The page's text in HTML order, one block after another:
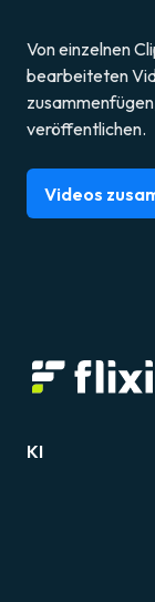
Von einzelnen
bearbeiteten
veröffentlichen.
Videos
KI